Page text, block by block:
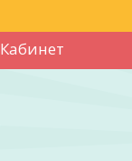
Кабинет